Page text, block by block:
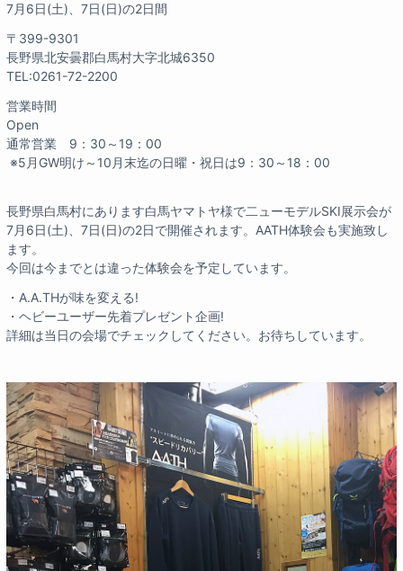
7月6日(土)、7日(日)の2日間
〒399-9301
長野県北安曇郡白馬村大字北城6350
TEL:0261-72-2200
営業時間
Open
通常営業 9：30～19：00
※5月GW明け～10月末迄の日曜・祝日は9：30～18：00
長野県白馬村にあります白馬ヤマトヤ様で二ューモデルSKI展示会が
7月6日(土)、7日(日)の2日で開催されます。AATH体験会も実施致し
ます。
今回は今までとは違った体験会を予定しています。
・A.A.THが味を変える!
・ヘビーユーザー先着プレゼント企画!
詳細は当日の会場でチェックしてください。お待ちしています。